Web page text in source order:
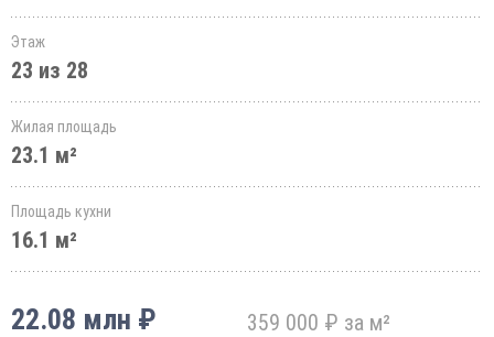
Этаж
23 из 28
Жилая площадь
23.1 м²
Площадь кухни
16.1 м²
22.08 млн ₽ 359 000 ₽ за м²